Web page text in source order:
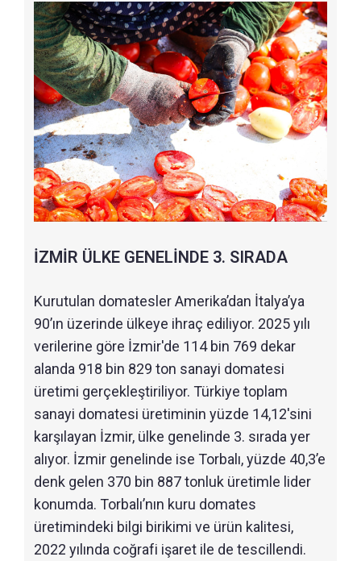
İZMİR ÜLKE GENELİNDE 3. SIRADA
Kurutulan domatesler Amerika’dan İtalya’ya
90’ın üzerinde ülkeye ihraç ediliyor. 2025 yılı
verilerine göre İzmir'de 114 bin 769 dekar
alanda 918 bin 829 ton sanayi domatesi
üretimi gerçekleştiriliyor. Türkiye toplam
sanayi domatesi üretiminin yüzde 14,12'sini
karşılayan İzmir, ülke genelinde 3. sırada yer
alıyor. İzmir genelinde ise Torbalı, yüzde 40,3’e
denk gelen 370 bin 887 tonluk üretimle lider
konumda. Torbalı’nın kuru domates
üretimindeki bilgi birikimi ve ürün kalitesi,
2022 yılında coğrafi işaret ile de tescillendi.